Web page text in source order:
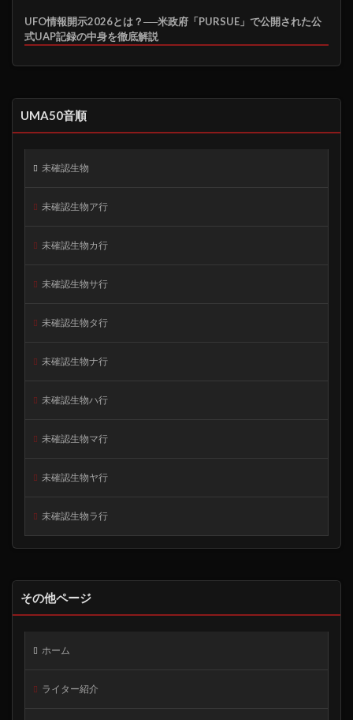
UFO情報開示2026とは？──米政府「PURSUE」で公開された公
式UAP記録の中身を徹底解説
UMA50音順
未確認生物
未確認生物ア行
未確認生物カ行
未確認生物サ行
未確認生物タ行
未確認生物ナ行
未確認生物ハ行
未確認生物マ行
未確認生物ヤ行
未確認生物ラ行
その他ページ
ホーム
ライター紹介